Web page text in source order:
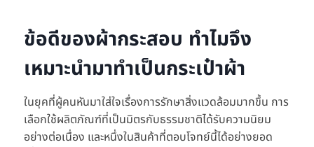
ข้อดีของผ้ากระสอบ ทำไมจึง
เหมาะนำมาทำเป็นกระเป๋าผ้า
ในยุคที่ผู้คนหันมาใส่ใจเรื่องการรักษาสิ่งแวดล้อมมากขึ้น การ
เลือกใช้ผลิตภัณฑ์ที่เป็นมิตรกับธรรมชาติได้รับความนิยม
อย่างต่อเนื่อง และหนึ่งในสินค้าที่ตอบโจทย์นี้ได้อย่างยอด